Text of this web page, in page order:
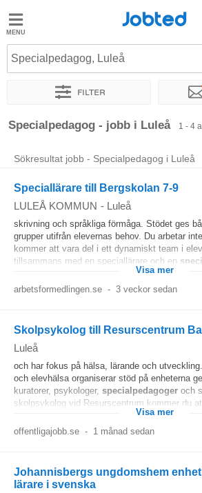
Jobted
Jobb
Jobted
Specialpedagog, Luleå
Filter
Sortera efter Exakt plats Företag
Specialpedagog - jobb i Luleå 1 - 4
Sökresultat jobb - Specialpedagog i Luleå
Speciallärare till Bergskolan 7-9
LULEÅ KOMMUN - Luleå
skrivning och språkliga förmåga. Stödet ges
grupper utifrån elevernas behov. Du arbetar
kommer att vara del i ett dynamiskt team i
tillsammans med en speciallärare och en
Visa mer
arbetsformedlingen.se - 3 veckor sedan
Skolpsykolog till Resurscentrum
Luleå
och har fokus på hälsa, lärande och
och elevhälsa organiserar stöd på enheterna
kuratorer, psykologer, specialpedagoger och
skolpsykolog vid Resurscentrum kommer du
Visa mer
offentligajobb.se - 1 månad sedan
Johannisbergs ungdomshem
lärare i svenska